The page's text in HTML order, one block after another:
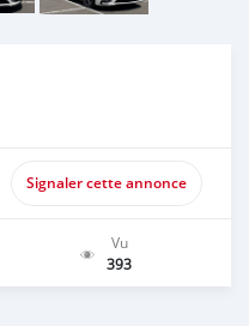
Signaler cette annonce
Vu
393